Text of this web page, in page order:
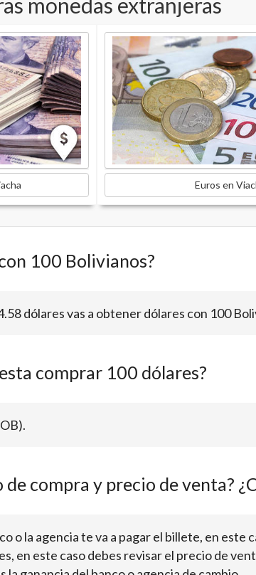
Euros en
100 Bolivianos?
dólares vas a obtener dólares con 100
comprar 100 dólares?
compra y precio de venta?
o la agencia te va a pagar el billete, en este
en este caso debes revisar el precio de